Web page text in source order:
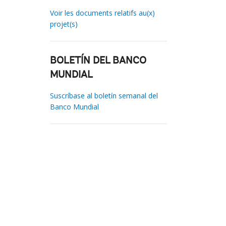
Voir les documents relatifs au(x)
projet(s)
BOLETÍN DEL BANCO
MUNDIAL
Suscríbase al boletín semanal del
Banco Mundial